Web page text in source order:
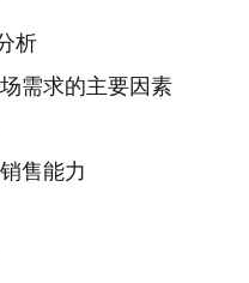
析
需求的主要因素
售能力